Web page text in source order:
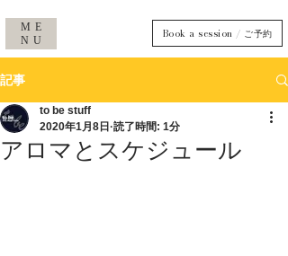
Book a session / ご予約
ME
NU
記事
アロマとスケジュール
to be stuff
2020年1月8日 読了時間: 1分